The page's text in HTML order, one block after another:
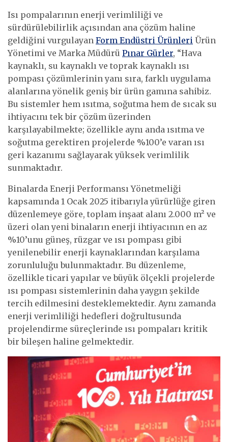
Isı pompalarının enerji verimliliği ve
sürdürülebilirlik açısından ana çözüm haline
geldiğini vurgulayan Form Endüstri Ürünleri Ürün
Yönetimi ve Marka Müdürü Pınar Gürler, “Hava
kaynaklı, su kaynaklı ve toprak kaynaklı ısı
pompası çözümlerinin yanı sıra, farklı uygulama
alanlarına yönelik geniş bir ürün gamına sahibiz.
Bu sistemler hem ısıtma, soğutma hem de sıcak su
ihtiyacını tek bir çözüm üzerinden
karşılayabilmekte; özellikle aynı anda ısıtma ve
soğutma gerektiren projelerde %100’e varan ısı
geri kazanımı sağlayarak yüksek verimlilik
sunmaktadır.
Binalarda Enerji Performansı Yönetmeliği
kapsamında 1 Ocak 2025 itibarıyla yürürlüğe giren
düzenlemeye göre, toplam inşaat alanı 2.000 m² ve
üzeri olan yeni binaların enerji ihtiyacının en az
%10’unu güneş, rüzgar ve ısı pompası gibi
yenilenebilir enerji kaynaklarından karşılama
zorunluluğu bulunmaktadır. Bu düzenleme,
özellikle ticari yapılar ve büyük ölçekli projelerde
ısı pompası sistemlerinin daha yaygın şekilde
tercih edilmesini desteklemektedir. Aynı zamanda
enerji verimliliği hedefleri doğrultusunda
projelendirme süreçlerinde ısı pompaları kritik
bir bileşen haline gelmektedir.